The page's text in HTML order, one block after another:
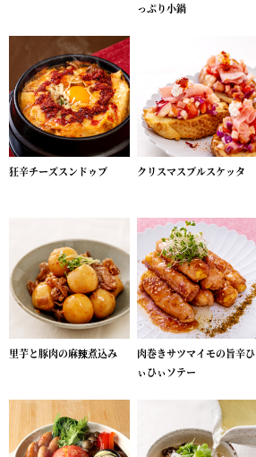
っぷり小鍋
狂辛チーズスンドゥブ クリスマスブルスケッタ
里芋と豚肉の麻辣煮込み
肉巻きサツマイモの旨辛ひ
ぃひぃソテー